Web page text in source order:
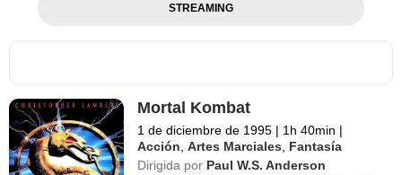
STREAMING
Mortal Kombat
1 de diciembre de 1995 | 1h 40min |
Acción ,Artes Marciales
Fantasía
Dirigida por Paul W.S. Anderson